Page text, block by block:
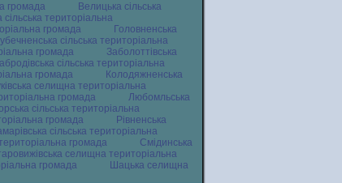
громада
Велицька сільська
сільська територіальна
громада
Головненська
сільська територіальна
громада
Заболоттівська
сільська територіальна
громада
Колодяжненська
селищна територіальна
громада
Любомльська
сільська територіальна
громада
Рівненська
сільська територіальна
громада
Смідинська
селищна територіальна
громада
Шацька селищна